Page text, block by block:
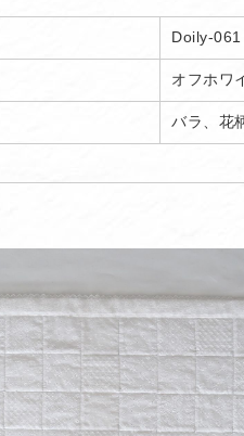
Doily-061
オフホワ
バラ、花